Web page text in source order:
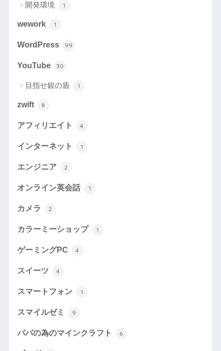
開発環境 1
wework 1
WordPress 99
YouTube 30
目指せ銀の盾 1
zwift 8
アフィリエイト 4
インターネット 1
エンジニア 2
オンライン英会話 1
カメラ 2
カラーミーショップ 1
ゲーミングPC 4
スイーツ 4
スマートフォン 1
スマイルゼミ 9
パパの為のマインクラフト 6